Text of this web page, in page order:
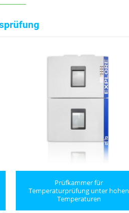
Prüfkammer für
Temperaturprüfung unter hohen
Temperaturen